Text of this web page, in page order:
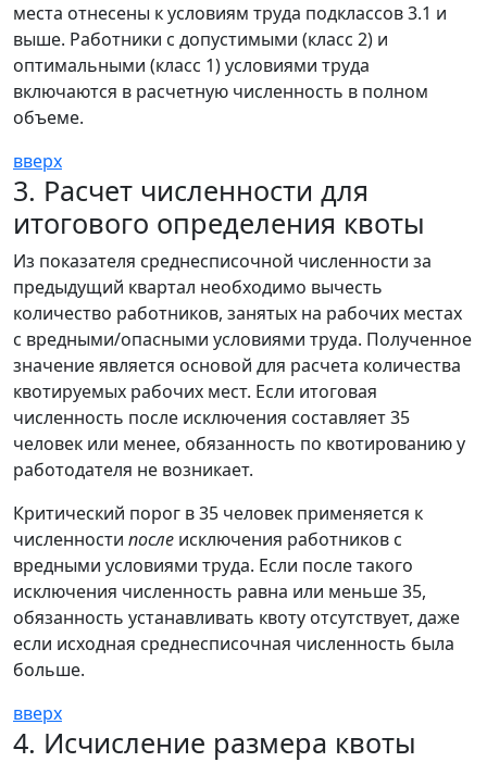
места отнесены к условиям труда подклассов 3.1 и
выше. Работники с допустимыми (класс 2) и
оптимальными (класс 1) условиями труда
включаются в расчетную численность в полном
объеме.
вверх
3. Расчет численности для
итогового определения квоты
Из показателя среднесписочной численности за
предыдущий квартал необходимо вычесть
количество работников, занятых на рабочих местах
с вредными/опасными условиями труда. Полученное
значение является основой для расчета количества
квотируемых рабочих мест. Если итоговая
численность после исключения составляет 35
человек или менее, обязанность по квотированию у
работодателя не возникает.
Критический порог в 35 человек применяется к
численности после исключения работников с
вредными условиями труда. Если после такого
исключения численность равна или меньше 35,
обязанность устанавливать квоту отсутствует, даже
если исходная среднесписочная численность была
больше.
вверх
4. Исчисление размера квоты